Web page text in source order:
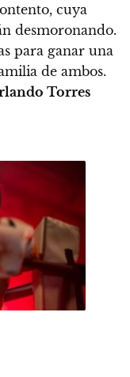
cuya
desmoronando.
para ganar una
de ambos.
Torres